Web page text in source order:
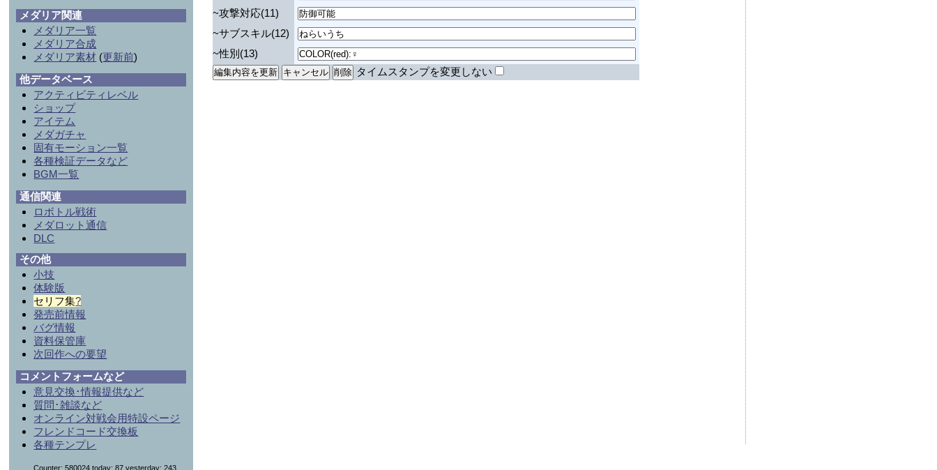
~攻撃対応(11)
~サブスキル(12)
~性別(13)
タイムスタンプを変更しない
メダリア関連
メダリア一覧
メダリア合成
メダリア素材 (更新前)
他データベース
アクティビティレベル
ショップ
アイテム
メダガチャ
固有モーション一覧
各種検証データなど
BGM一覧
通信関連
ロボトル戦術
メダロット通信
DLC
その他
小技
体験版
セリフ集?
発売前情報
バグ情報
資料保管庫
次回作への要望
コメントフォームなど
意見交換･情報提供など
質問･雑談など
オンライン対戦会用特設ページ
フレンドコード交換板
各種テンプレ
Counter: 580024,today: 87,yesterday: 243